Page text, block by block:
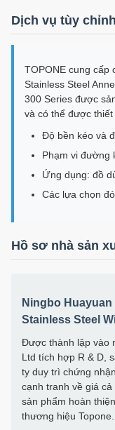
Dịch vụ tùy chỉnh
TOPONE cung cấp
Stainless Steel
300 Series được
và có thể được
Độ bền kéo và
Phạm vi đường
Ứng dụng: đồ
Các lựa chọn
Hồ sơ nhà sản
Ningbo
Stainless Steel
Được thành lập vào
Ltd tích hợp R & D,
ty duy trì chứng
cạnh tranh về giá
sản phẩm hoàn
thương hiệu Topone.